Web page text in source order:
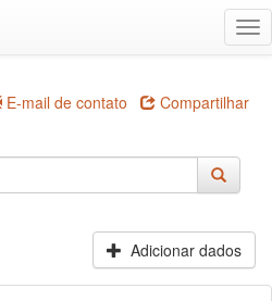
E-mail de contato Compartilhar
Adicionar dados